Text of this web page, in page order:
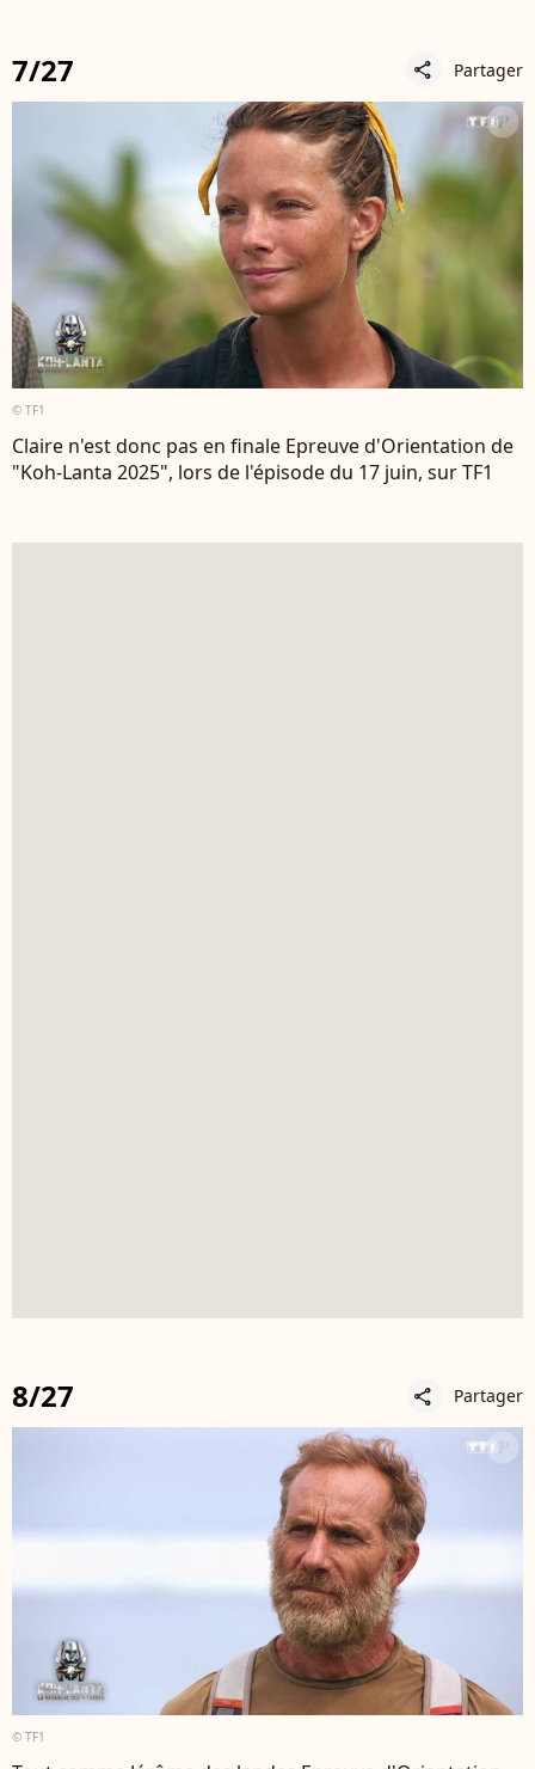
7/27 share Partager
© TF1
Claire n'est donc pas en finale Epreuve d'Orientation de
"Koh-Lanta 2025", lors de l'épisode du 17 juin, sur TF1
8/27 share Partager
© TF1